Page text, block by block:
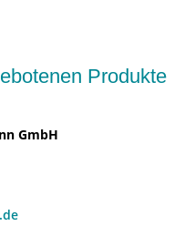
Produkte
GmbH